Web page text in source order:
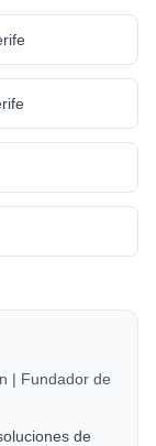
| Fundador de
de